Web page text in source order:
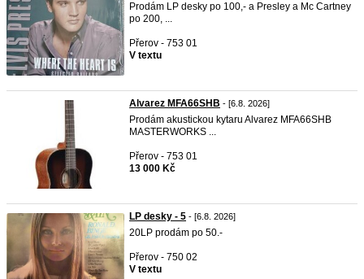
Prodám LP desky po 100,- a Presley a Mc Cartney
po 200, ...
Přerov - 753 01
V textu
Alvarez MFA66SHB - [6.8. 2026]
Prodám akustickou kytaru Alvarez MFA66SHB
MASTERWORKS ...
Přerov - 753 01
13 000 Kč
LP desky - 5 - [6.8. 2026]
20LP prodám po 50.-
Přerov - 750 02
V textu